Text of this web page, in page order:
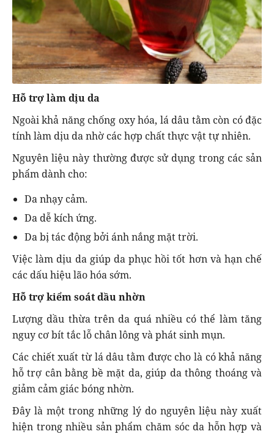
Hỗ trợ làm dịu da
Ngoài khả năng chống oxy hóa, lá dâu tằm còn có đặc
tính làm dịu da nhờ các hợp chất thực vật tự nhiên.
Nguyên liệu này thường được sử dụng trong các sản
phẩm dành cho:
Da nhạy cảm.
Da dễ kích ứng.
Da bị tác động bởi ánh nắng mặt trời.
Việc làm dịu da giúp da phục hồi tốt hơn và hạn chế
các dấu hiệu lão hóa sớm.
Hỗ trợ kiểm soát dầu nhờn
Lượng dầu thừa trên da quá nhiều có thể làm tăng
nguy cơ bít tắc lỗ chân lông và phát sinh mụn.
Các chiết xuất từ lá dâu tằm được cho là có khả năng
hỗ trợ cân bằng bề mặt da, giúp da thông thoáng và
giảm cảm giác bóng nhờn.
Đây là một trong những lý do nguyên liệu này xuất
hiện trong nhiều sản phẩm chăm sóc da hỗn hợp và